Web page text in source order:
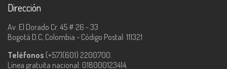
Dirección
Av. El Dorado Cr. 45 # 26 - 33
Bogotá D.C, Colombia - Código Postal: 111321
Teléfonos (+57)(601) 2200700.
Línea gratuita nacional: 018000123414.